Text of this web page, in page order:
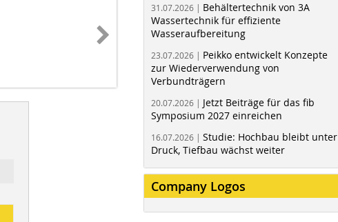
31.07.2026 | Behältertechnik von 3A
Wassertechnik für effiziente
Wasseraufbereitung
23.07.2026 | Peikko entwickelt Konzepte
zur Wiederverwendung von
Verbundträgern
20.07.2026 | Jetzt Beiträge für das fib
Symposium 2027 einreichen
16.07.2026 | Studie: Hochbau bleibt unter
Druck, Tiefbau wächst weiter
Company Logos